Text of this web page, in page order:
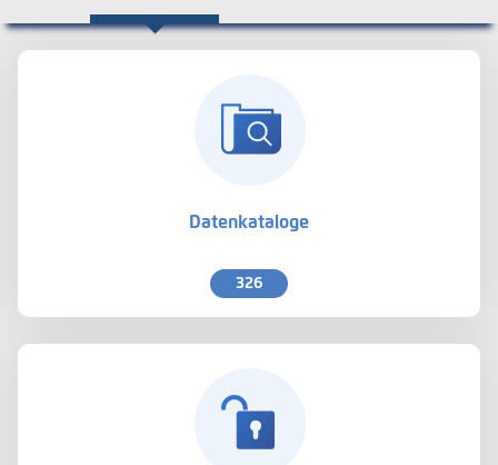
Datenkataloge
326